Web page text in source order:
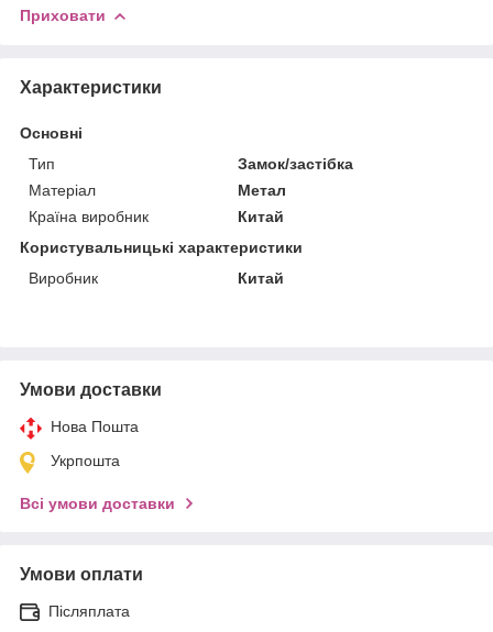
Приховати
Характеристики
Основні
Тип
Замок/застібка
Матеріал
Метал
Країна виробник
Китай
Користувальницькі характеристики
Виробник
Китай
Умови доставки
Нова Пошта
Укрпошта
Всі умови доставки
Умови оплати
Післяплата